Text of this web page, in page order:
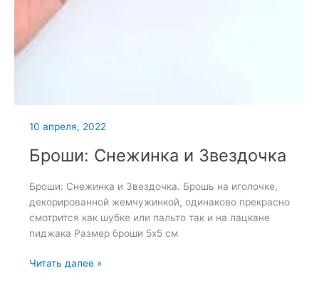
10 апреля, 2022
Броши: Снежинка и Звездочка
Броши: Снежинка и Звездочка. Брошь на иголочке,
декорированной жемчужинкой, одинаково прекрасно
смотрится как шубке или пальто так и на лацкане
пиджака Размер броши 5х5 см
Броши:
Читать далее »